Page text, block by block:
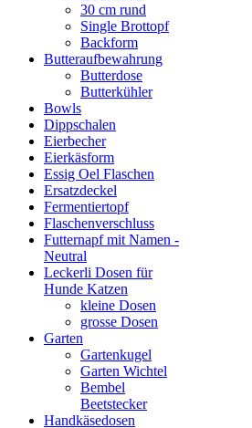
30 cm rund
Single Brottopf
Backform
Butteraufbewahrung
Butterdose
Butterkühler
Bowls
Dippschalen
Eierbecher
Eierkäsform
Essig Oel Flaschen
Ersatzdeckel
Fermentiertopf
Flaschenverschluss
Futternapf mit Namen -
Neutral
Leckerli Dosen für
Hunde Katzen
kleine Dosen
grosse Dosen
Garten
Gartenkugel
Garten Wichtel
Bembel
Beetstecker
Handkäsedosen